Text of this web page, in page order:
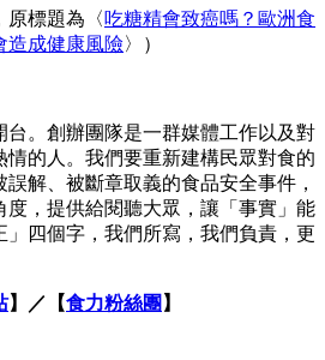
原標題為〈吃糖精會致癌嗎？歐洲食
造成健康風險〉）
台。創辦團隊是一群媒體工作以及對
的人。我們要重新建構民眾對食的
解、被斷章取義的食品安全事件，
度，提供給閱聽大眾，讓「事實」能
四個字，我們所寫，我們負責，更
】／【食力粉絲團 】